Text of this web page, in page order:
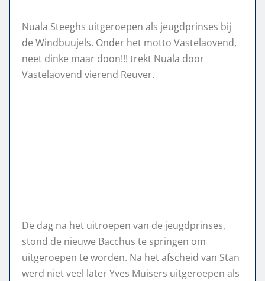
Nuala Steeghs uitgeroepen als jeugdprinses bij
de Windbuujels. Onder het motto Vastelaovend,
neet dinke maar doon!!! trekt Nuala door
Vastelaovend vierend Reuver.
De dag na het uitroepen van de jeugdprinses,
stond de nieuwe Bacchus te springen om
uitgeroepen te worden. Na het afscheid van Stan
werd niet veel later Yves Muisers uitgeroepen als